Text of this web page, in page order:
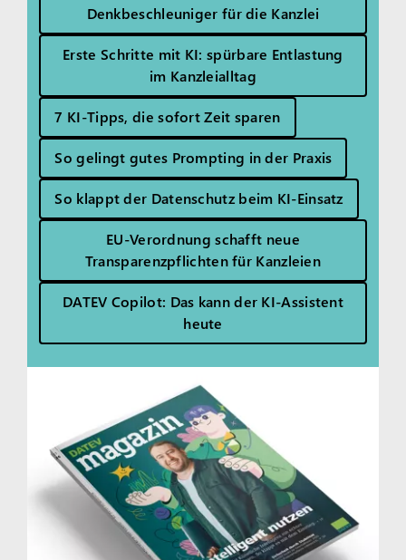
Denkbeschleuniger für die Kanzlei
Erste Schritte mit KI: spürbare Entlastung
im Kanzleialltag
7 KI-Tipps, die sofort Zeit sparen
So gelingt gutes Prompting in der Praxis
So klappt der Datenschutz beim KI-Einsatz
EU-Verordnung schafft neue
Transparenzpflichten für Kanzleien
DATEV Copilot: Das kann der KI-Assistent
heute